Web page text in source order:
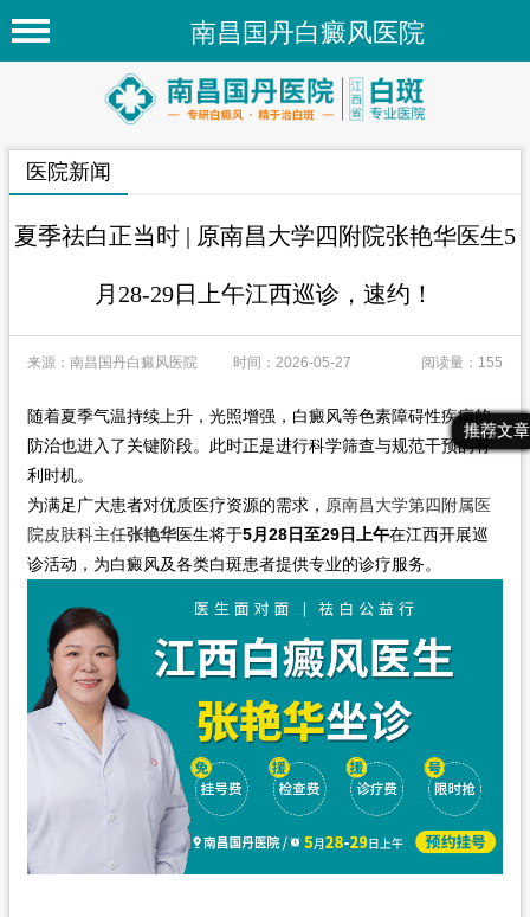
南昌国丹白癜风医院
首页
医院新闻
专家团队
白癜风常识
白癜风人群
白癜风部位
在线问诊
最新文章
热门文章
推荐文章
医院新闻
夏季祛白正当时 | 原南昌大学四附院张艳华医生5
月28-29日上午江西巡诊，速约！
来源：南昌国丹白癜风医院 时间：2026-05-27 阅读量：155
随着夏季气温持续上升，光照增强，白癜风等色素障碍性疾病的
防治也进入了关键阶段。此时正是进行科学筛查与规范干预的有
利时机。
为满足广大患者对优质医疗资源的需求， 原南昌大学第四附属医
院皮肤科主任张艳华医生将于5月 28日至29日上午在江西开展巡
诊活动，为白癜风及各类白斑患者提供专业的诊疗服务。